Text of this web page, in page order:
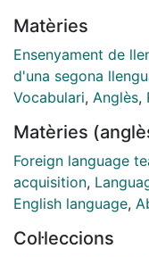
distribute the
learning by
intensive exposure
instruction is more
but also for theory
a summary of
pedagogical
for future research
Matèries
Ensenyament de
d'una segona
Vocabulari, Anglès,
Matèries
Foreign language
acquisition,
English language,
Col·leccions